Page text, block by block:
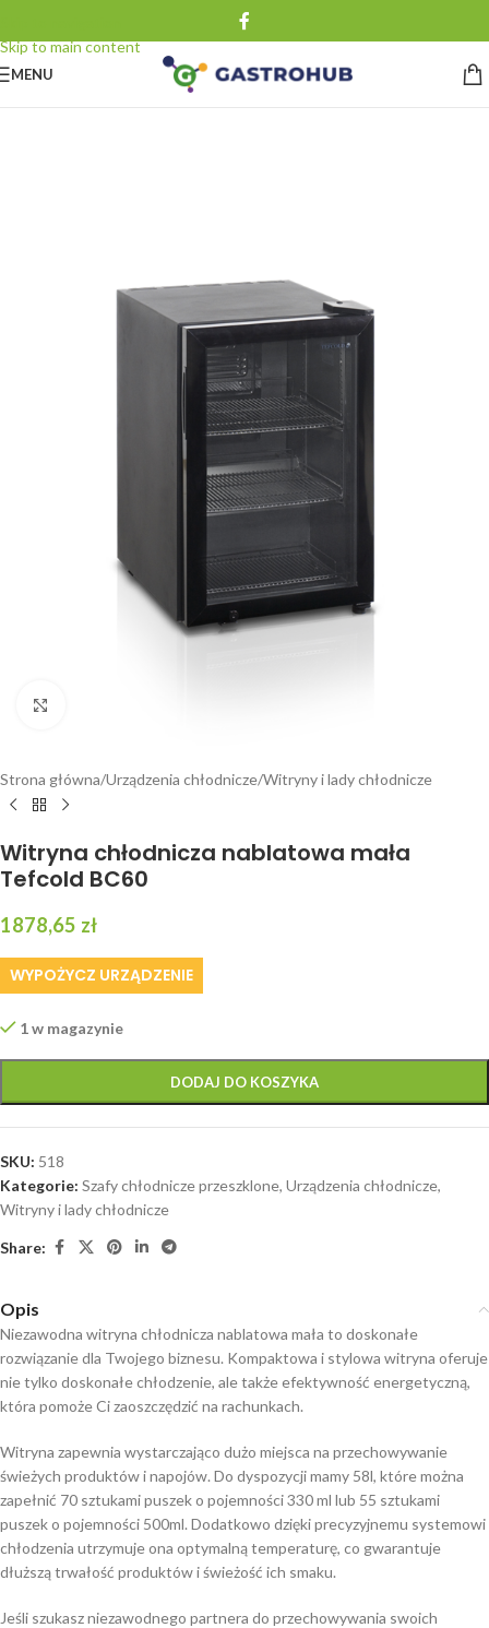
Skip to main content
MENU
Strona główna/Urządzenia chłodnicze/Witryny i lady chłodnicze
Witryna chłodnicza nablatowa mała
Tefcold BC60
1878,65 zł
WYPOŻYCZ URZĄDZENIE
1 w magazynie
DODAJ DO KOSZYKA
SKU: 518
Kategorie: Szafy chłodnicze przeszklone, Urządzenia chłodnicze,
Witryny i lady chłodnicze
Share:
Opis
Niezawodna witryna chłodnicza nablatowa mała to doskonałe
rozwiązanie dla Twojego biznesu. Kompaktowa i stylowa witryna oferuje
nie tylko doskonałe chłodzenie, ale także efektywność energetyczną,
która pomoże Ci zaoszczędzić na rachunkach.
Witryna zapewnia wystarczająco dużo miejsca na przechowywanie
świeżych produktów i napojów. Do dyspozycji mamy 58l, które można
zapełnić 70 sztukami puszek o pojemności 330 ml lub 55 sztukami
puszek o pojemności 500ml. Dodatkowo dzięki precyzyjnemu systemowi
chłodzenia utrzymuje ona optymalną temperaturę, co gwarantuje
dłuższą trwałość produktów i świeżość ich smaku.
Jeśli szukasz niezawodnego partnera do przechowywania swoich